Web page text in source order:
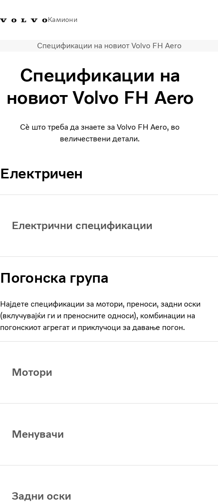
Камиони
Volvo Trucks - Македонија -
Продавница за Volvo
Најава
Транспортни решенија
Камиони
Услуги
Локатор на дилери
Volvo Truck Builder
Спецификации на новиот Volvo FH Aero
Спецификации на
новиот Volvo FH Aero
Сè што треба да знаете за Volvo FH Aero, во
величествени детали.
Електричен
Електрични спецификации
Погонска група
Најдете спецификации за мотори, преноси, задни оски
(вклучувајќи ги и преносните односи), комбинации на
погонскиот агрегат и приклучоци за давање погон.
Мотори
Менувачи
Задни оски